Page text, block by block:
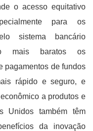
o acesso equitativo
para os
sistema bancário
mais baratos os
pagamentos de fundos
rápido e seguro, e
a produtos e
Unidos também têm
da inovação